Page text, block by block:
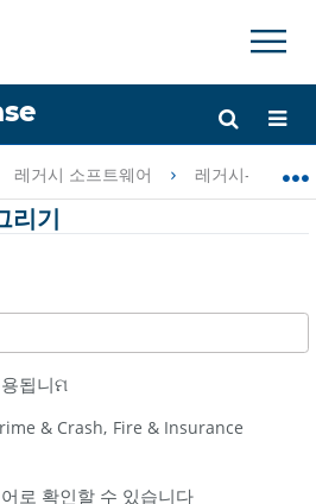
×
소
레거시 소프트웨어 레거시-CAD
리기
& Crash Fire & Insurance